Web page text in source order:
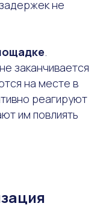
не
заканчивается
на месте в
реагируют
им повлиять